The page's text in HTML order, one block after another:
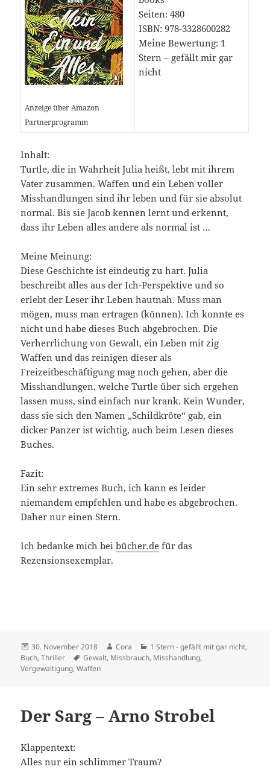
Anzeige über Amazon
Partnerprogramm
Seiten: 480
ISBN: 978-3328600282
Meine Bewertung: 1
Stern – gefällt mir gar
nicht
Inhalt:
Turtle, die in Wahrheit Julia heißt, lebt mit ihrem
Vater zusammen. Waffen und ein Leben voller
Misshandlungen sind ihr leben und für sie absolut
normal. Bis sie Jacob kennen lernt und erkennt,
dass ihr Leben alles andere als normal ist …
Meine Meinung:
Diese Geschichte ist eindeutig zu hart. Julia
beschreibt alles aus der Ich-Perspektive und so
erlebt der Leser ihr Leben hautnah. Muss man
mögen, muss man ertragen (können). Ich konnte es
nicht und habe dieses Buch abgebrochen. Die
Verherrlichung von Gewalt, ein Leben mit zig
Waffen und das reinigen dieser als
Freizeitbeschäftigung mag noch gehen, aber die
Misshandlungen, welche Turtle über sich ergehen
lassen muss, sind einfach nur krank. Kein Wunder,
dass sie sich den Namen „Schildkröte“ gab, ein
dicker Panzer ist wichtig, auch beim Lesen dieses
Buches.
Fazit:
Ein sehr extremes Buch, ich kann es leider
niemandem empfehlen und habe es abgebrochen.
Daher nur einen Stern.
Ich bedanke mich beibücher.de für das
Rezensionsexemplar.
Veröffentlicht
am
30. November 2018 Autor
Cora Kategorien
1 Stern - gefällt mit gar nicht,
Buch,Thriller Schlagwörter
Gewalt, Missbrauch, Misshandlung,
Vergewaltigung,Waffen
Der Sarg – Arno Strobel
Klappentext:
Alles nur ein schlimmer Traum?